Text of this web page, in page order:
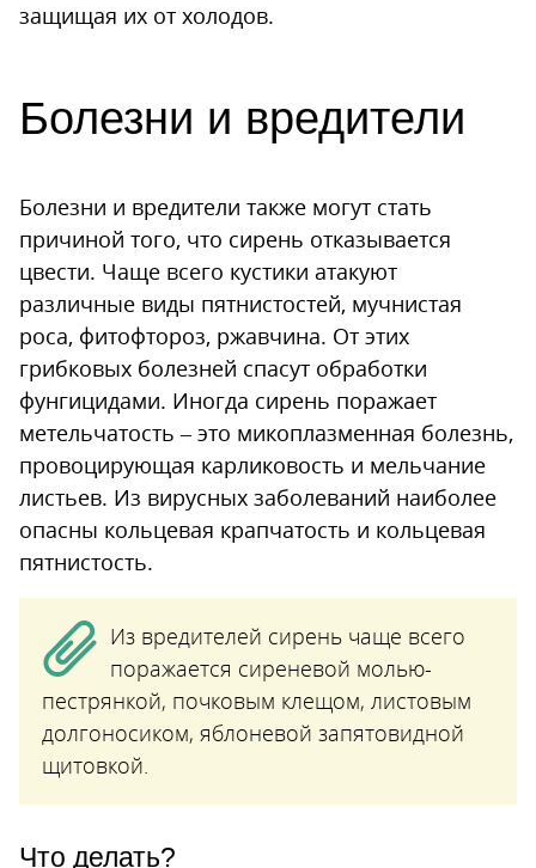
защищая их от холодов.
Болезни и вредители
Болезни и вредители также могут стать
причиной того, что сирень отказывается
цвести. Чаще всего кустики атакуют
различные виды пятнистостей, мучнистая
роса, фитофтороз, ржавчина. От этих
грибковых болезней спасут обработки
фунгицидами. Иногда сирень поражает
метельчатость – это микоплазменная болезнь,
провоцирующая карликовость и мельчание
листьев. Из вирусных заболеваний наиболее
опасны кольцевая крапчатость и кольцевая
пятнистость.
Из вредителей сирень чаще всего
поражается сиреневой молью-
пестрянкой, почковым клещом, листовым
долгоносиком, яблоневой запятовидной
щитовкой.
Что делать?